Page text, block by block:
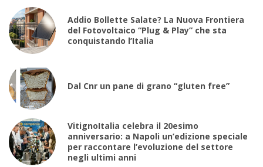
Addio Bollette Salate? La Nuova Frontiera
del Fotovoltaico “Plug & Play” che sta
conquistando l’Italia
Dal Cnr un pane di grano “gluten free”
VitignoItalia celebra il 20esimo
anniversario: a Napoli un’edizione speciale
per raccontare l’evoluzione del settore
negli ultimi anni